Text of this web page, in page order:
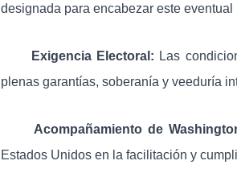
designada para encabezar este
Exigencia Electoral: Las
plenas garantías, soberanía y veeduría
Acompañamiento de
Estados Unidos en la facilitación y